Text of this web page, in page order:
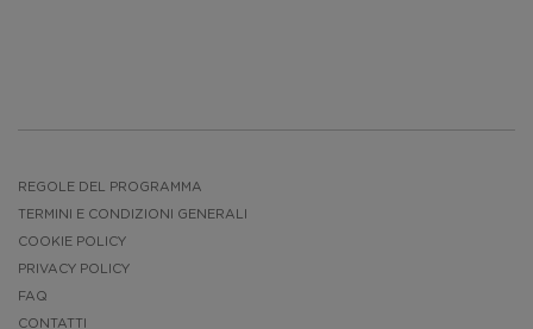
REGOLE DEL PROGRAMMA
TERMINI E CONDIZIONI GENERALI
COOKIE POLICY
PRIVACY POLICY
FAQ
CONTATTI